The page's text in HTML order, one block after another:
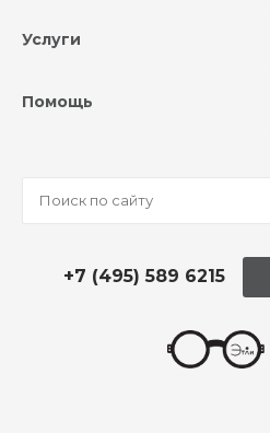
Услуги
Помощь
+7 (495) 589 6215